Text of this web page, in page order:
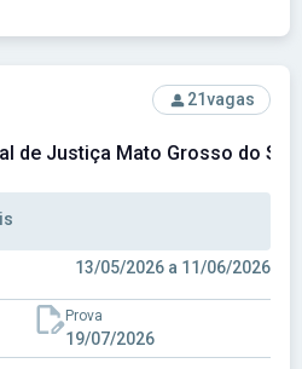
de Justiça Mato Grosso do
21vagas
de Justiça Mato Grosso do Sul
13/05/2026 a 11/06/2026
Prova
19/07/2026